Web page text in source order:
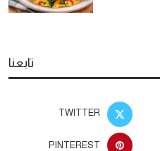
تابعنا
TWITTER
PINTEREST